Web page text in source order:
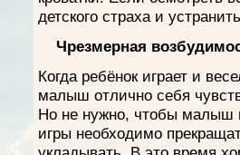
детского страха и
Чрезмерная
Когда ребёнок играет и
малыш отлично себя
Но не нужно, чтобы малыш
игры необходимо